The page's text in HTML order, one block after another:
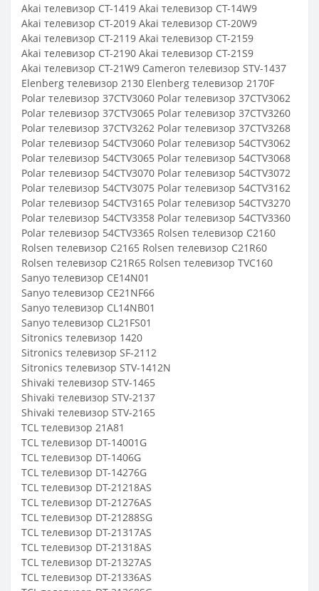
Akai телевизор CT-1419 Akai телевизор CT-14W9
Akai телевизор CT-2019 Akai телевизор CT-20W9
Akai телевизор CT-2119 Akai телевизор CT-2159
Akai телевизор CT-2190 Akai телевизор CT-21S9
Akai телевизор CT-21W9 Cameron телевизор STV-1437
Elenberg телевизор 2130 Elenberg телевизор 2170F
Polar телевизор 37CTV3060 Polar телевизор 37CTV3062
Polar телевизор 37CTV3065 Polar телевизор 37CTV3260
Polar телевизор 37CTV3262 Polar телевизор 37CTV3268
Polar телевизор 54CTV3060 Polar телевизор 54CTV3062
Polar телевизор 54CTV3065 Polar телевизор 54CTV3068
Polar телевизор 54CTV3070 Polar телевизор 54CTV3072
Polar телевизор 54CTV3075 Polar телевизор 54CTV3162
Polar телевизор 54CTV3165 Polar телевизор 54CTV3270
Polar телевизор 54CTV3358 Polar телевизор 54CTV3360
Polar телевизор 54CTV3365 Rolsen телевизор C2160
Rolsen телевизор C2165 Rolsen телевизор C21R60
Rolsen телевизор C21R65 Rolsen телевизор TVC160
Sanyo телевизор CE14N01
Sanyo телевизор CE21NF66
Sanyo телевизор CL14NB01
Sanyo телевизор CL21FS01
Sitronics телевизор 1420
Sitronics телевизор SF-2112
Sitronics телевизор STV-1412N
Shivaki телевизор STV-1465
Shivaki телевизор STV-2137
Shivaki телевизор STV-2165
TCL телевизор 21A81
TCL телевизор DT-14001G
TCL телевизор DT-1406G
TCL телевизор DT-14276G
TCL телевизор DT-21218AS
TCL телевизор DT-21276AS
TCL телевизор DT-21288SG
TCL телевизор DT-21317AS
TCL телевизор DT-21318AS
TCL телевизор DT-21327AS
TCL телевизор DT-21336AS